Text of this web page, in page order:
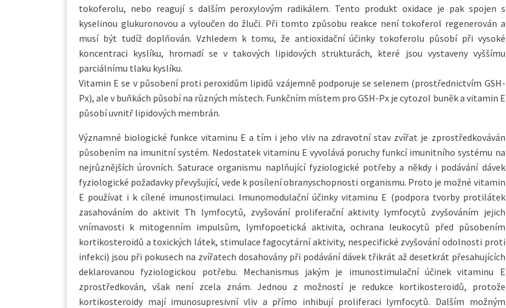
tokoferolu, nebo reagují s dalším peroxylovým radikálem. Tento produkt oxidace je pak spojen s
kyselinou glukuronovou a vyloučen do žluči. Při tomto způsobu reakce není tokoferol regenerován a
musí být tudíž doplňován. Vzhledem k tomu, že antioxidační účinky tokoferolu působí při vysoké
koncentraci kyslíku, hromadí se v takových lipidových strukturách, které jsou vystaveny vyššímu
parciálnímu tlaku kyslíku.
Vitamin E se v působení proti peroxidům lipidů vzájemně podporuje se selenem (prostřednictvím GSH-
Px), ale v buňkách působí na různých místech. Funkčním místem pro GSH-Px je cytozol buněk a vitamin E
působí uvnitř lipidových membrán.
Významné biologické funkce vitaminu E a tím i jeho vliv na zdravotní stav zvířat je zprostředkováván
působením na imunitní systém. Nedostatek vitaminu E vyvolává poruchy funkcí imunitního systému na
nejrůznějších úrovních. Saturace organismu naplňující fyziologické potřeby a někdy i podávání dávek
fyziologické požadavky převyšující, vede k posílení obranyschopnosti organismu. Proto je možné vitamin
E používat i k cílené imunostimulaci. Imunomodulační účinky vitaminu E (podpora tvorby protilátek
zasahováním do aktivit Th lymfocytů, zvyšování proliferační aktivity lymfocytů zvyšováním jejich
vnímavosti k mitogenním impulsům, lymfopoetická aktivita, ochrana leukocytů před působením
kortikosteroidů a toxických látek, stimulace fagocytární aktivity, nespecifické zvyšování odolnosti proti
infekci) jsou při pokusech na zvířatech dosahovány při podávání dávek třikrát až desetkrát přesahujících
deklarovanou fyziologickou potřebu. Mechanismus jakým je imunostimulační účinek vitaminu E
zprostředkován, však není zcela znám. Jednou z možností je redukce kortikosteroidů, protože
kortikosteroidy mají imunosupresivní vliv a přímo inhibují proliferaci lymfocytů. Dalším možným